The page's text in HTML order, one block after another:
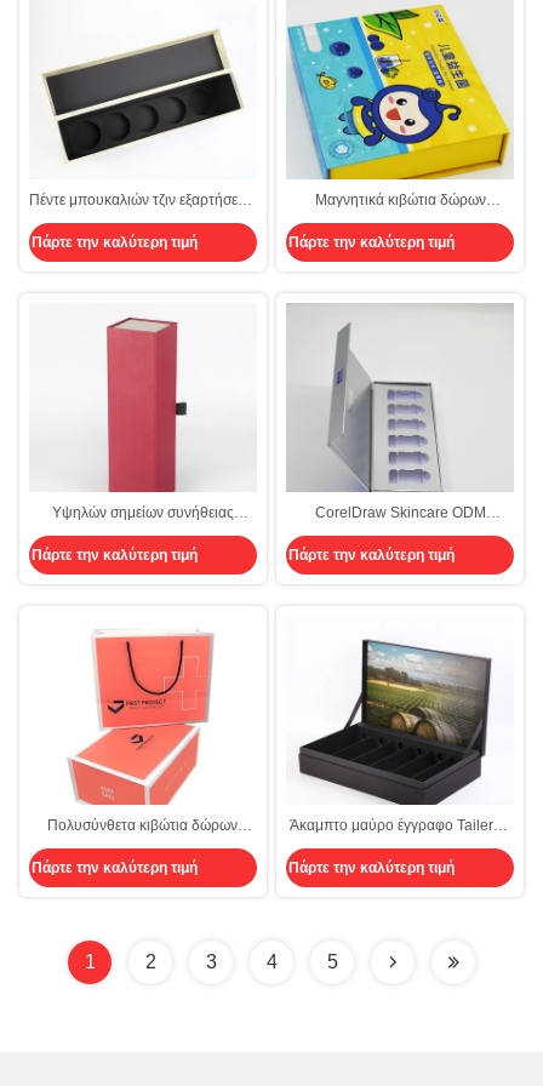
Πέντε μπουκαλιών τζιν εξαρτήσεων
κιβωτίων κρασιού μπουκαλιών
δώρων κιβωτίων CMYK άκαμπτο
χαρτονιού δώρων πνευμάτων της
Πάρτε την καλύτερη τιμή
Μαγνητικά κιβώτια δώρων
περάτωσης CMYK
Πάρτε την καλύτερη τιμή
Υψηλών σημείων συνήθειας
δώρων κρασιού ουίσκυ
οινοπνεύματος συσκευάζοντας
κιβώτιο CHAMPAGNE χαρτονιού
Πάρτε την καλύτερη τιμή
CorelDraw Skincare ODM
άκαμπτο CMYK πολυτέλειας
καλλυντικό συσκευάζοντας δώρο
ασφαλίστρου κιβωτίων με τα
Πάρτε την καλύτερη τιμή
Πολυσύνθετα κιβώτια δώρων
πολυτέλειας το μεταβλητό
συσκευάζοντας κιβώτιο καπακιών
που τίθεται με για τα επιχειρησιακά
Πάρτε την καλύτερη τιμή
Άκαμπτο μαύρο έγγραφο Tailered
με τη σύσταση 6 συσκευάζοντας
κιβώτιο κρασιού μπουκαλιών με το
ένθετο χαρτονιού
Πάρτε την καλύτερη τιμή
1 2 3 4 5